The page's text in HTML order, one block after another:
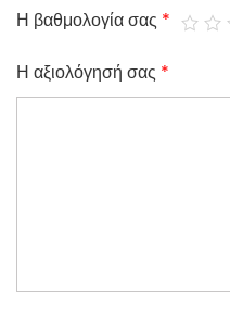
Η βαθμολογία σας *
Η αξιολόγησή σας *